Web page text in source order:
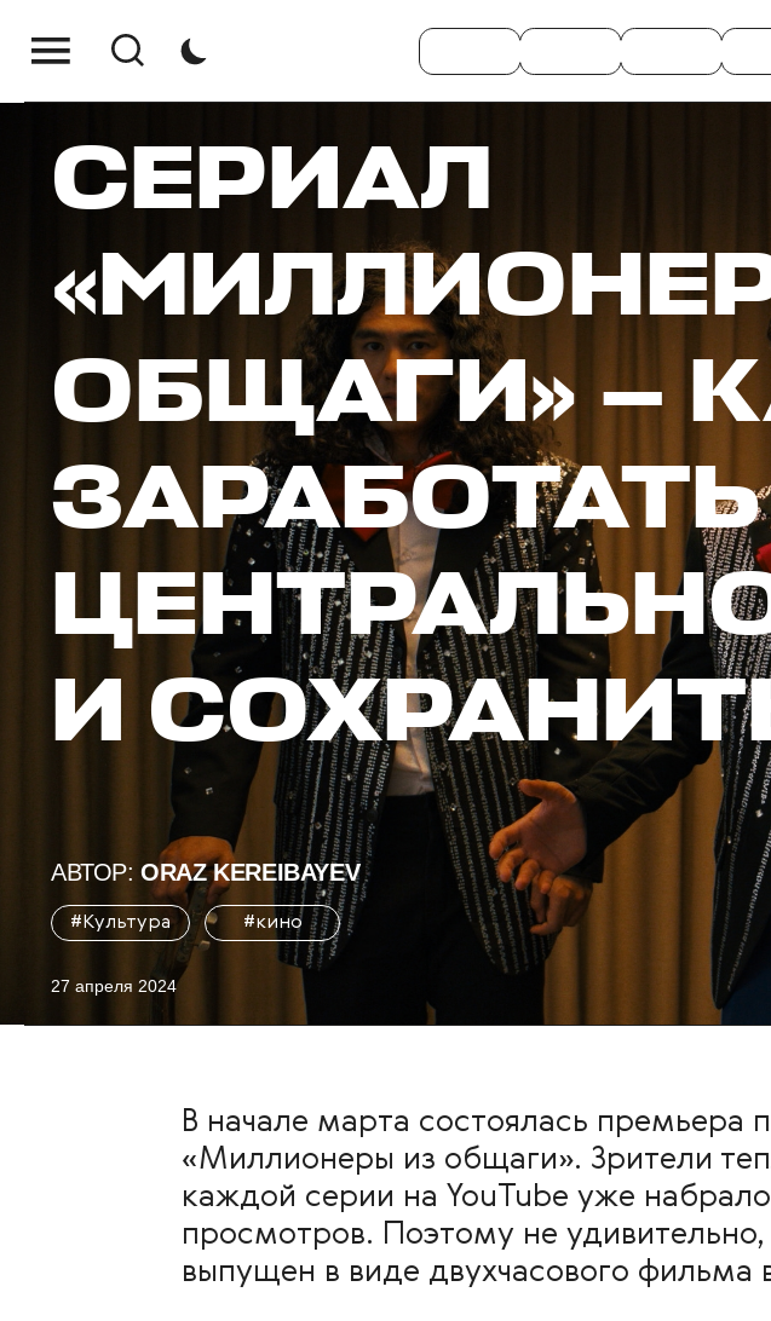
СЕРИАЛ
ОБЩАГИ» —
ЗАРАБОТАТЬ
И
АВТОР:ORAZ KEREIBAYEV
#Культура #кино
27 апреля 2024
В начале марта состоялась премьера
«Миллионеры из общаги». Зрители
каждой серии на YouTube уже
просмотров. Поэтому не
выпущен в виде двухчасового фильма